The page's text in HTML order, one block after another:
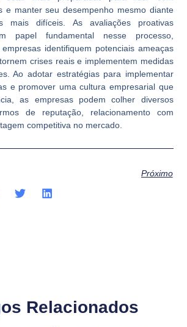
e manter seu desempenho mesmo diante
mais difíceis. As avaliações proativas
papel fundamental nesse processo,
identifiquem potenciais ameaças
crises reais e implementem medidas
Ao adotar estratégias para implementar
e promover uma cultura empresarial que
as empresas podem colher diversos
de reputação, relacionamento com
competitiva no mercado.
Próximo
Relacionados